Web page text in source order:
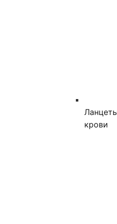
крови